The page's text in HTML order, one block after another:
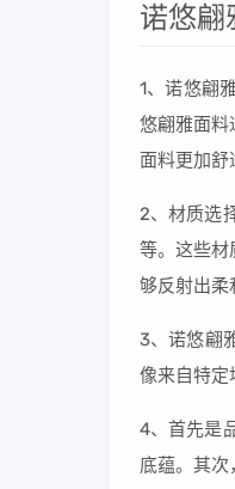
诺悠翩
1、诺悠翩
悠翩雅面料
面料更加舒
2、材质选
等。这些材
够反射出柔
3、诺悠翩
像来自特定
4、首先是
底蕴。其